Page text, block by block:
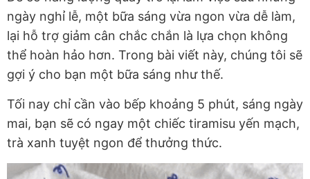
ngày nghỉ lễ, một bữa sáng vừa ngon vừa dễ làm,
lại hỗ trợ giảm cân chắc chắn là lựa chọn không
thể hoàn hảo hơn. Trong bài viết này, chúng tôi sẽ
gợi ý cho bạn một bữa sáng như thế.
Tối nay chỉ cần vào bếp khoảng 5 phút, sáng ngày
mai, bạn sẽ có ngay một chiếc tiramisu yến mạch,
trà xanh tuyệt ngon để thưởng thức.